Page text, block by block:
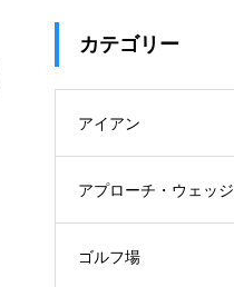
カテゴリー
アイアン
アプローチ・ウェッジ
ゴルフ場